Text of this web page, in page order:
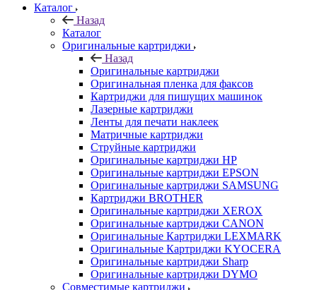
Каталог
Назад
Каталог
Оригинальные картриджи
Назад
Оригинальные картриджи
Оригинальная пленка для факсов
Картриджи для пишущих машинок
Лазерные картриджи
Ленты для печати наклеек
Матричные картриджи
Струйные картриджи
Оригинальные картриджи HP
Оригинальные картриджи EPSON
Оригинальные картриджи SAMSUNG
Картриджи BROTHER
Оригинальные картриджи XEROX
Оригинальные картриджи CANON
Оригинальные Картриджи LEXMARK
Оригинальные Картриджи KYOCERA
Оригинальные картриджи Sharp
Оригинальные картриджи DYMO
Совместимые картриджи